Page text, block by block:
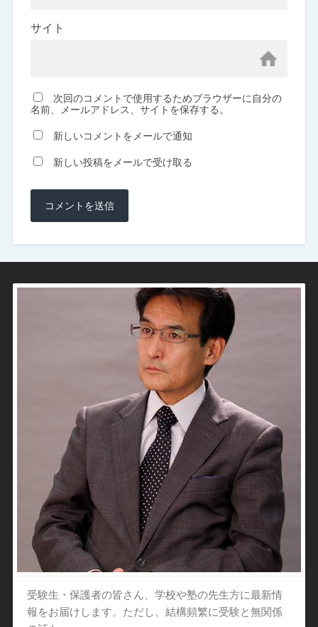
サイト
次回のコメントで使用するためブラウザーに自分の
名前、メールアドレス、サイトを保存する。
新しいコメントをメールで通知
新しい投稿をメールで受け取る
受験生・保護者の皆さん、学校や塾の先生方に最新情
報をお届けします。ただし、結構頻繁に受験と無関係